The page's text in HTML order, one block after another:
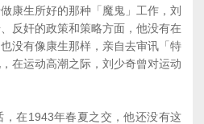
康生所好的那种「魔鬼」工作，刘
反奸的政策和策略方面，他没有在
没有像康生那样，亲自去审讯「特
在运动高潮之际，刘少奇曾对运动
在1943年春夏之交，他还没有这